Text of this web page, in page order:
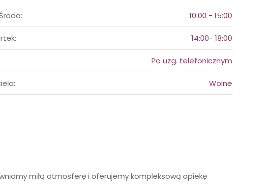
10:00 - 15:00
14:00- 18:00
Po uzg. telefonicznym
Wolne
miłą atmosferę i oferujemy kompleksową opiekę